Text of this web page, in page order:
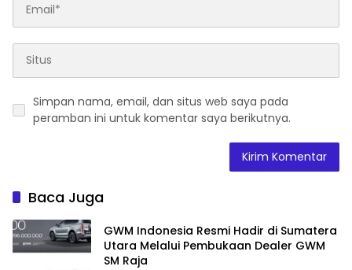
Simpan nama, email, dan situs web saya pada
peramban ini untuk komentar saya berikutnya.
Baca Juga
GWM Indonesia Resmi Hadir di Sumatera
Utara Melalui Pembukaan Dealer GWM
SM Raja